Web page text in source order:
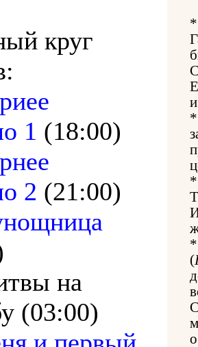
круг
1 (18:00)
2 (21:00)
на
(03:00)
(